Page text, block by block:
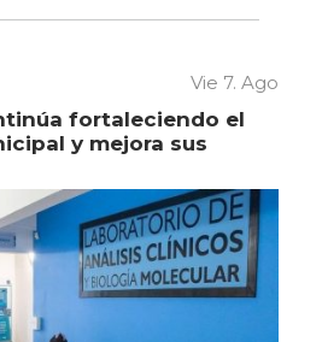
Vie 7. Ago
fortaleciendo el
y mejora sus